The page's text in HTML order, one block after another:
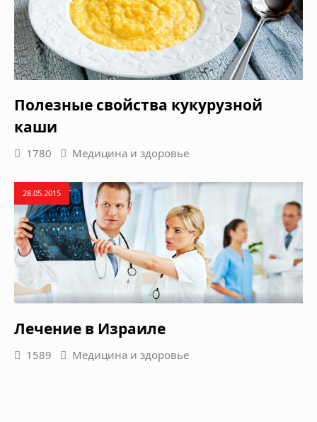
Полезные свойства кукурузной
каши
1780 Медицина и здоровье
28.05.2015
Лечение в Израиле
1589 Медицина и здоровье